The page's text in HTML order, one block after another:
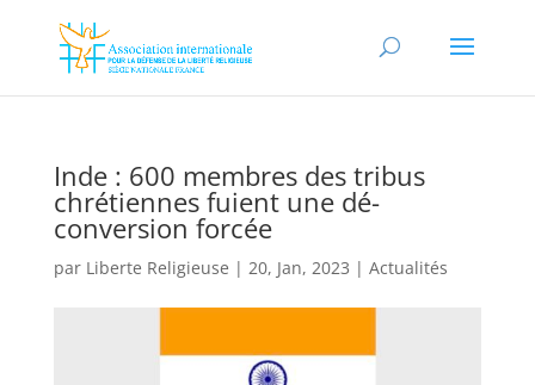
Inde : 600 membres des tribus
chrétiennes fuient une dé-
conversion forcée
par Liberte Religieuse | 20, Jan, 2023 | Actualités